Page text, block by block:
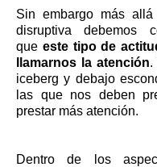
Sin embargo más
disruptiva debemos
que este tipo de
llamarnos la atención.
iceberg y debajo
las que nos deben
prestar más atención.
Dentro de los